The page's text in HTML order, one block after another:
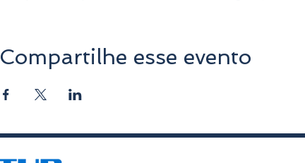
Compartilhe esse evento